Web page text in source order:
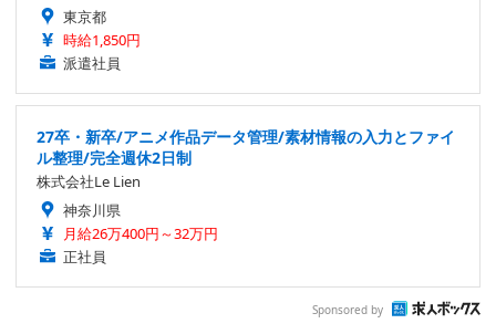
東京都
時給1,850円
派遣社員
27卒・新卒/アニメ作品データ管理/素材情報の入力とファイ
ル整理/完全週休2日制
株式会社Le Lien
神奈川県
月給26万400円～32万円
正社員
Sponsored by